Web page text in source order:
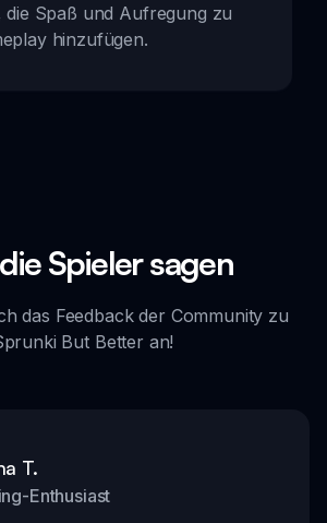
die Spaß und Aufregung zu
hinzufügen.
Spieler sagen
das Feedback der Community zu
But Better an!
T.
Enthusiast